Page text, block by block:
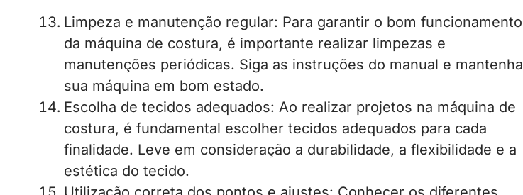
Limpeza e manutenção regular: Para garantir o bom funcionamento
da máquina de costura, é importante realizar limpezas e
manutenções periódicas. Siga as instruções do manual e mantenha
sua máquina em bom estado.
Escolha de tecidos adequados: Ao realizar projetos na máquina de
costura, é fundamental escolher tecidos adequados para cada
finalidade. Leve em consideração a durabilidade, a flexibilidade e a
estética do tecido.